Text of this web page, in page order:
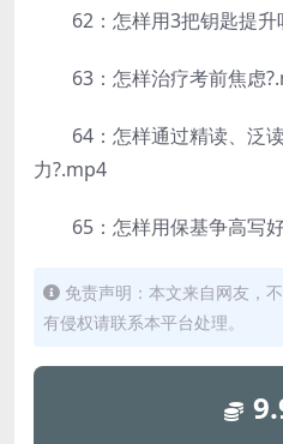
62：怎样用3把钥匙提升
63：怎样治疗考前焦虑
64：怎样通过精读、泛读
力?.mp4
65：怎样用保基争高写
免责声明：本文来自网友，
有侵权请联系本平台处理。